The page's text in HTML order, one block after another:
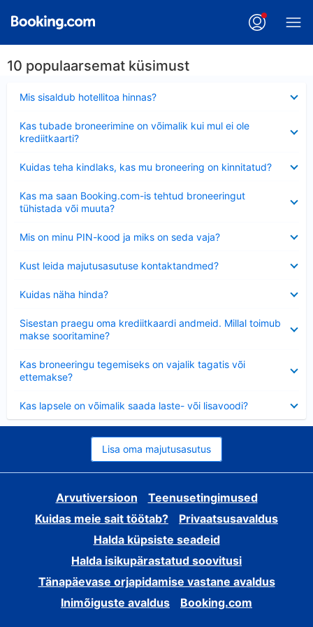
10 populaarsemat küsimust
Mis sisaldub hotellitoa hinnas?
Kas tubade broneerimine on võimalik kui mul ei ole
krediitkaarti?
Kuidas teha kindlaks, kas mu broneering on kinnitatud?
Kas ma saan Booking.com-is tehtud broneeringut
tühistada või muuta?
Mis on minu PIN-kood ja miks on seda vaja?
Kust leida majutusasutuse kontaktandmed?
Kuidas näha hinda?
Sisestan praegu oma krediitkaardi andmeid. Millal toimub
makse sooritamine?
Kas broneeringu tegemiseks on vajalik tagatis või
ettemakse?
Kas lapsele on võimalik saada laste- või lisavoodi?
Lisa oma majutusasutus
Arvutiversioon
Teenusetingimused
Kuidas meie sait töötab?
Privaatsusavaldus
Halda küpsiste seadeid
Halda isikupärastatud soovitusi
Tänapäevase orjapidamise vastane avaldus
Inimõiguste avaldus
Booking.com